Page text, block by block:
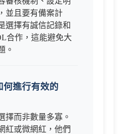
並且要有備案計
選擇有誠信記錄和
合作，這能避免大
。
何進行有效的
擇而非數量多寡。
紅或微網紅，他們